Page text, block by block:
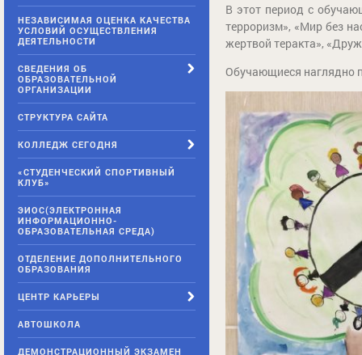
НЕЗАВИСИМАЯ ОЦЕНКА КАЧЕСТВА
УСЛОВИЙ ОСУЩЕСТВЛЕНИЯ
ДЕЯТЕЛЬНОСТИ
СВЕДЕНИЯ ОБ
ОБРАЗОВАТЕЛЬНОЙ
ОРГАНИЗАЦИИ
СТРУКТУРА САЙТА
КОЛЛЕДЖ СЕГОДНЯ
«СТУДЕНЧЕСКИЙ СПОРТИВНЫЙ
КЛУБ»
ЭИОС(ЭЛЕКТРОННАЯ
ИНФОРМАЦИОННО-
ОБРАЗОВАТЕЛЬНАЯ СРЕДА)
ОТДЕЛЕНИЕ ДОПОЛНИТЕЛЬНОГО
ОБРАЗОВАНИЯ
ЦЕНТР КАРЬЕРЫ
АВТОШКОЛА
ДЕМОНСТРАЦИОННЫЙ ЭКЗАМЕН
В этот период с
терроризм», «Мир без
жертвой теракта»,
Обучающиеся наглядно